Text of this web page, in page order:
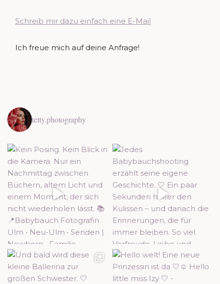
Schreib mir dazu einfach eine E-Mail
Ich freue mich auf deine Anfrage!
tetty.photography